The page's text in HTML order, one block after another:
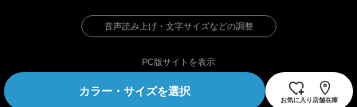
カラー・サイズを選択
お気に入り 店舗在庫
音声読み上げ・文字サイズなどの調整
PC版サイトを表示
© BEAMS Co., Ltd.